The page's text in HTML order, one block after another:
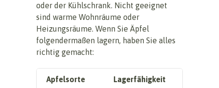
oder der Kühlschrank. Nicht geeignet
sind warme Wohnräume oder
Heizungsräume. Wenn Sie Äpfel
folgendermaßen lagern, haben Sie alles
richtig gemacht:
Apfelsorte Lagerfähigkeit